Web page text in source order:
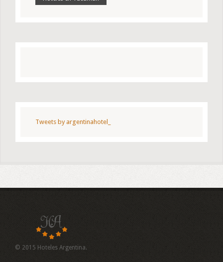
Tweets by argentinahotel_
© 2015 Hoteles Argentina.